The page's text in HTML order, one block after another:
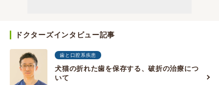
ドクターズインタビュー記事
歯と口腔系疾患
犬猫の折れた歯を保存する、破折の治療につ
いて